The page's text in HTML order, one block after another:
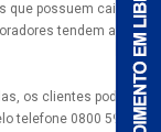
que possuem caixas
tendem a
os clientes podem
telefone 0800 595